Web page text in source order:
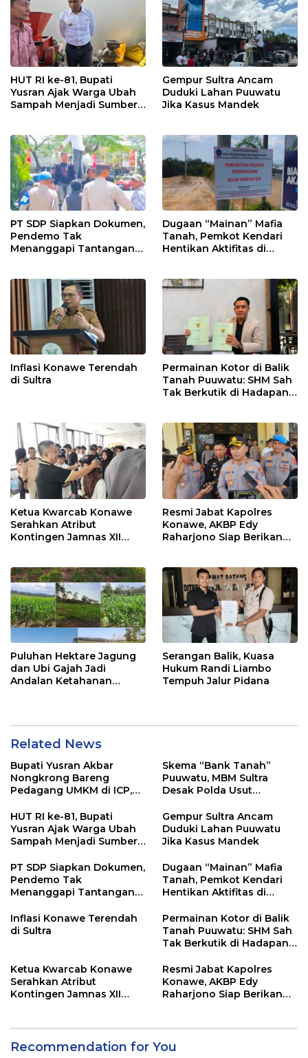
HUT RI ke-81, Bupati
Yusran Ajak Warga Ubah
Sampah Menjadi Sumber
Gempur Sultra Ancam
Duduki Lahan Puuwatu
Jika Kasus Mandek
PT SDP Siapkan Dokumen,
Pendemo Tak
Menanggapi Tantangan
Dugaan “Mainan” Mafia
Tanah, Pemkot Kendari
Hentikan Aktifitas di
Inflasi Konawe Terendah
di Sultra
Permainan Kotor di Balik
Tanah Puuwatu: SHM Sah
Tak Berkutik di Hadapan
Ketua Kwarcab Konawe
Serahkan Atribut
Kontingen Jamnas XII
Resmi Jabat Kapolres
Konawe, AKBP Edy
Raharjono Siap Berikan
Puluhan Hektare Jagung
dan Ubi Gajah Jadi
Andalan Ketahanan
Serangan Balik, Kuasa
Hukum Randi Liambo
Tempuh Jalur Pidana
Related News
Bupati Yusran Akbar
Nongkrong Bareng
Pedagang UMKM di ICP,
Hidupkan Ekonomi
Kerakyatan
Skema “Bank Tanah”
Puuwatu, MBM Sultra
Desak Polda Usut
Kadin
HUT RI ke-81, Bupati
Yusran Ajak Warga Ubah
Sampah Menjadi Sumber
Gempur Sultra Ancam
Duduki Lahan Puuwatu
Jika Kasus Mandek
PT SDP Siapkan Dokumen,
Pendemo Tak
Menanggapi Tantangan
Dugaan “Mainan” Mafia
Tanah, Pemkot Kendari
Hentikan Aktifitas di
Inflasi Konawe Terendah
di Sultra
Permainan Kotor di Balik
Tanah Puuwatu: SHM Sah
Tak Berkutik di Hadapan
Ketua Kwarcab Konawe
Serahkan Atribut
Kontingen Jamnas XII
Resmi Jabat Kapolres
Konawe, AKBP Edy
Raharjono Siap Berikan
Recommendation for You